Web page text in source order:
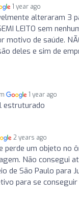
1 year ago
alteraram 3
LEITO sem
de saúde. NÃO
deles e sim de
1 year ago
estruturado
2 years ago
perde um objeto no
Não consegui
de São Paulo para
para se